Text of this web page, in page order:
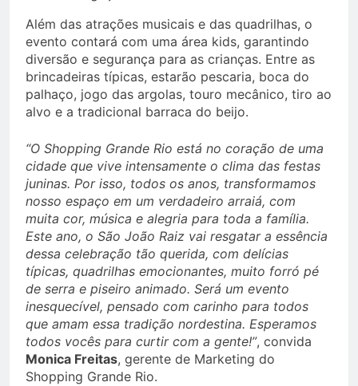
Além das atrações musicais e das quadrilhas, o
evento contará com uma área kids, garantindo
diversão e segurança para as crianças. Entre as
brincadeiras típicas, estarão pescaria, boca do
palhaço, jogo das argolas, touro mecânico, tiro ao
alvo e a tradicional barraca do beijo.
“O Shopping Grande Rio está no coração de uma
cidade que vive intensamente o clima das festas
juninas. Por isso, todos os anos, transformamos
nosso espaço em um verdadeiro arraiá, com
muita cor, música e alegria para toda a família.
Este ano, o São João Raiz vai resgatar a essência
dessa celebração tão querida, com delícias
típicas, quadrilhas emocionantes, muito forró pé
de serra e piseiro animado. Será um evento
inesquecível, pensado com carinho para todos
que amam essa tradição nordestina. Esperamos
todos vocês para curtir com a gente!”, convida
Monica Freitas, gerente de Marketing do
Shopping Grande Rio.